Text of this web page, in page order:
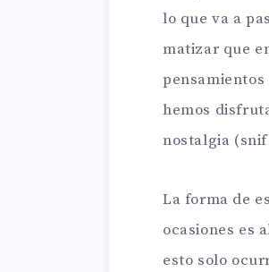
lo que va a
matizar que
hemos
nostalgia
La forma de
ocasiones es
esto solo